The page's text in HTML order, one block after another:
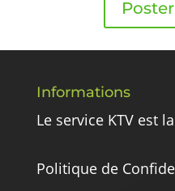
Informations
Le service KTV est
Politique de